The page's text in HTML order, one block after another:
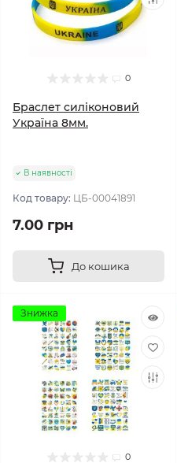
0
Браслет силіконовий
Україна 8мм.
В наявності
Код товару: ЦБ-00041891
7.00 грн
До кошика
Знижка
0